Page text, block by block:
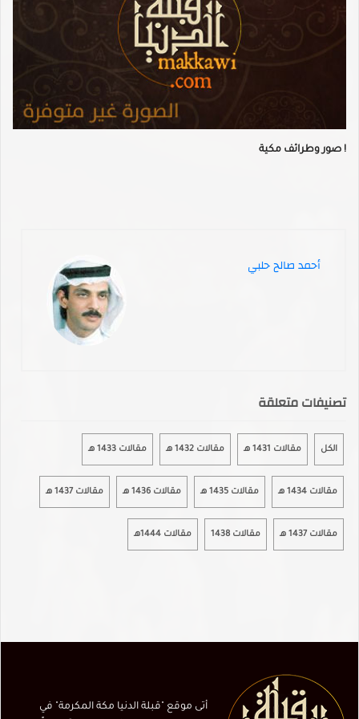
صور وطرائف مكية !
أحمد صالح حلبي
تصنيفات متعلقة
الكل مقالات 1431 هـ مقالات 1432 هـ مقالات 1433 هـ
مقالات 1434 هـ مقالات 1435 هـ مقالات 1436 هـ مقالات 1437 هـ
مقالات 1437 هـ مقالات 1438 مقالات 1444هـ
أتى موقع "قبلة الدنيا مكة المكرمة" في